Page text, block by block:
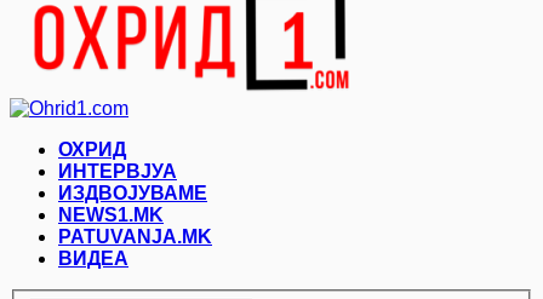
ОХРИД
ИНТЕРВЈУА
ИЗДВОЈУВАМЕ
NEWS1.MK
PATUVANJA.MK
ВИДЕА